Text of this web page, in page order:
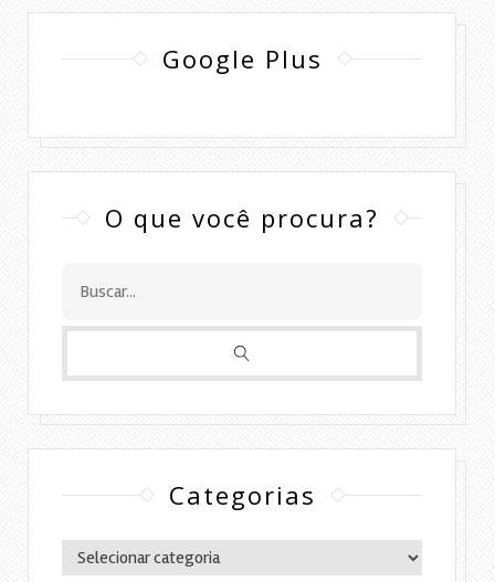
Google Plus
O que você procura?
Categorias
Categorias